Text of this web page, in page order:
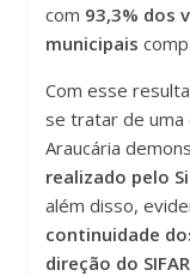
com 93,3% dos
municipais
Com esse
se tratar de uma
Araucária
realizado pelo
além disso,
continuidade
direção do SIFAR